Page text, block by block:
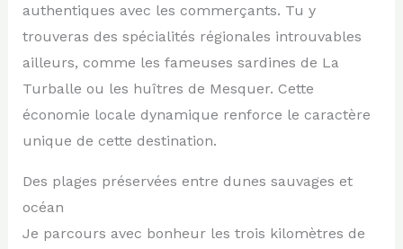
authentiques avec les commerçants. Tu y
trouveras des spécialités régionales introuvables
ailleurs, comme les fameuses sardines de La
Turballe ou les huîtres de Mesquer. Cette
économie locale dynamique renforce le caractère
unique de cette destination.
Des plages préservées entre dunes sauvages et
océan
Je parcours avec bonheur les trois kilomètres de